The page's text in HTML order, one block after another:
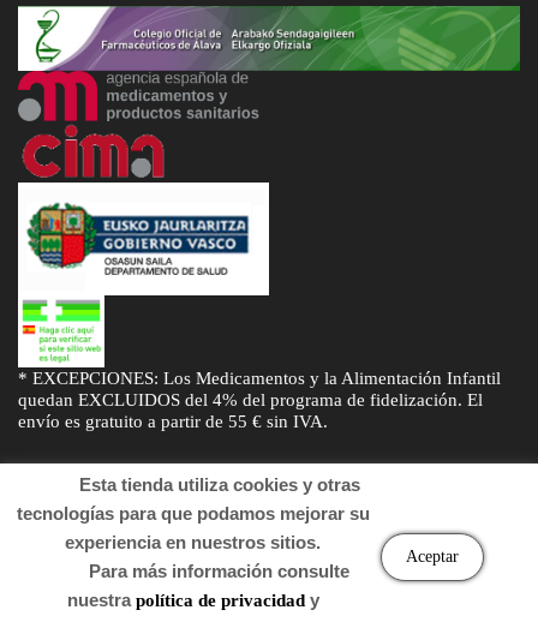
* EXCEPCIONES: Los Medicamentos y la Alimentación Infantil
quedan EXCLUIDOS del 4% del programa de fidelización. El
envío es gratuito a partir de 55 € sin IVA.
Esta tienda utiliza cookies y otras
tecnologías para que podamos mejorar su
experiencia en nuestros sitios.
Para más información consulte
nuestrapolítica de privacidady
Aceptar
© Desarrollado porSogifaryDTD Soluciones
. Derechos de autor
2022 Farmacia.